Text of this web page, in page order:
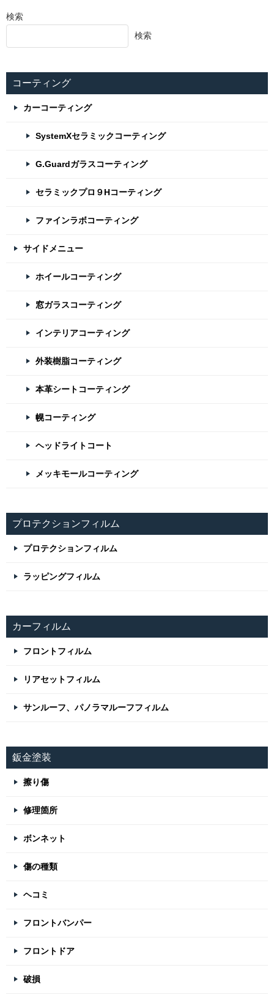
検索
検索
コーティング
カーコーティング
SystemXセラミックコーティング
G.Guardガラスコーティング
セラミックプロ９Hコーティング
ファインラボコーティング
サイドメニュー
ホイールコーティング
窓ガラスコーティング
インテリアコーティング
外装樹脂コーティング
本革シートコーティング
幌コーティング
ヘッドライトコート
メッキモールコーティング
プロテクションフィルム
プロテクションフィルム
ラッピングフィルム
カーフィルム
フロントフィルム
リアセットフィルム
サンルーフ、パノラマルーフフィルム
鈑金塗装
擦り傷
修理箇所
ボンネット
傷の種類
ヘコミ
フロントバンパー
フロントドア
破損